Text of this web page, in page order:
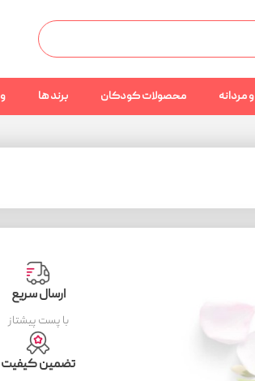
مردانه محصولات کودکان برند ها
ارسال سریع
با پست پیشتاز
تضمین کیفیت